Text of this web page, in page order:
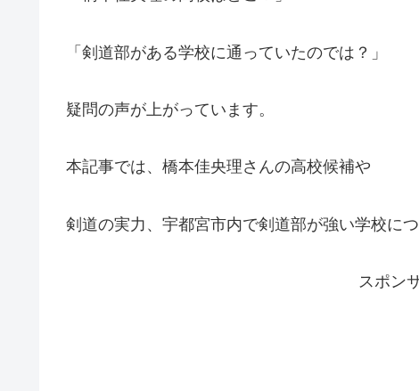
「剣道部がある学校に通っていたのでは？」
疑問の声が上がっています。
本記事では、橋本佳央理さんの高校候補や
剣道の実力、宇都宮市内で剣道部が強い学校につ
スポン